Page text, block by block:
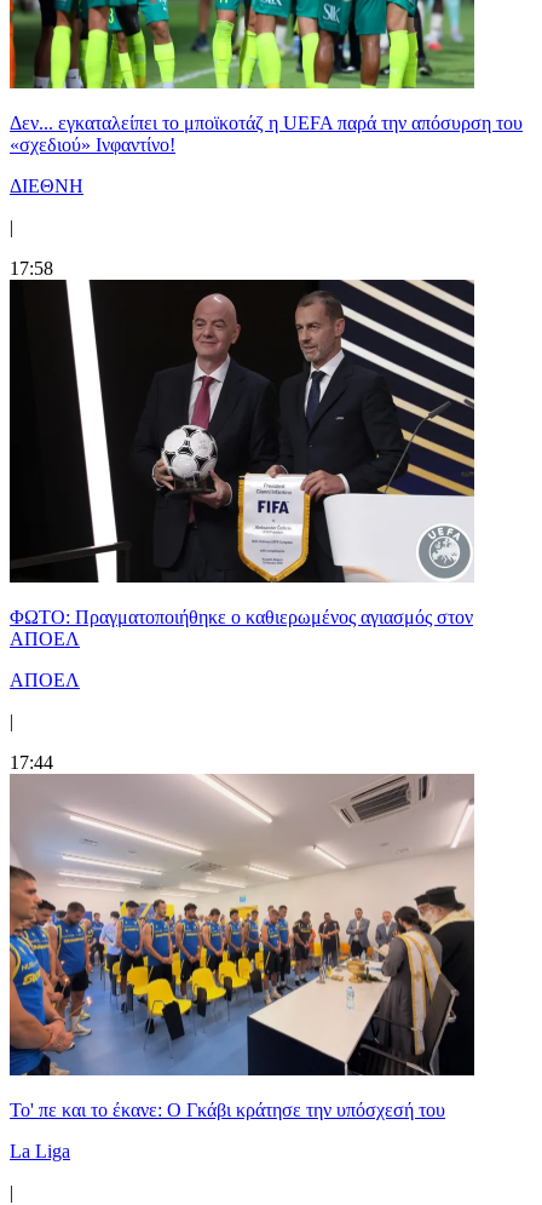
Δεν... εγκαταλείπει το μποϊκοτάζ η UEFA παρά την απόσυρση του
«σχεδιού» Ινφαντίνο!
ΔΙΕΘΝΗ
|
17:58
ΦΩΤΟ: Πραγματοποιήθηκε ο καθιερωμένος αγιασμός στον
ΑΠΟΕΛ
ΑΠΟΕΛ
|
17:44
Το' πε και το έκανε: Ο Γκάβι κράτησε την υπόσχεσή του
La Liga
|